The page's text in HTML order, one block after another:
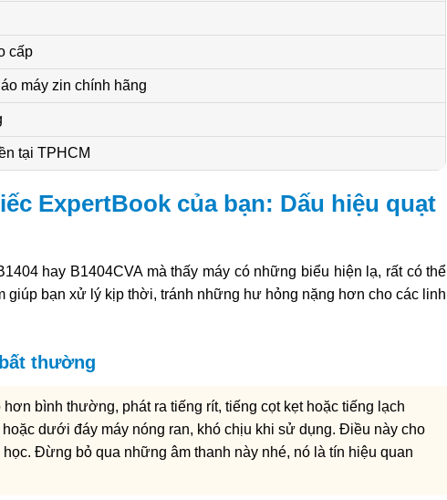
cấp
máy zin chính hãng
tại TPHCM
ExpertBook của bạn: Dấu hiệu quạt
hay B1404CVA mà thấy máy có những biểu hiện lạ, rất có thể
giúp bạn xử lý kịp thời, tránh những hư hỏng nặng hơn cho các linh
thường
bình thường, phát ra tiếng rít, tiếng cọt kẹt hoặc tiếng lạch
dưới đáy máy nóng ran, khó chịu khi sử dụng. Điều này cho
Đừng bỏ qua những âm thanh này nhé, nó là tín hiệu quan